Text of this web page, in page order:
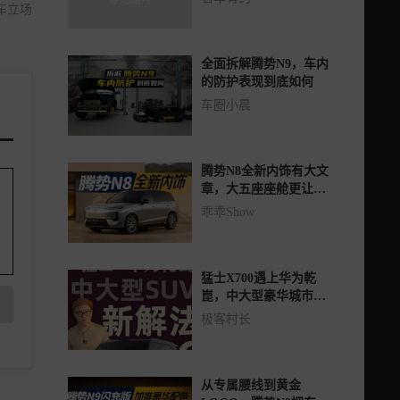
立场
全面拆解腾势N9，车内
的防护表现到底如何
车圈小晨
腾势N8全新内饰有大文
章，大五座座舱更让人
期待
乖乖Show
猛士X700遇上华为乾
崑，中大型豪华城市
SUV市场要变天了！？
极客村长
从专属腰线到黄金